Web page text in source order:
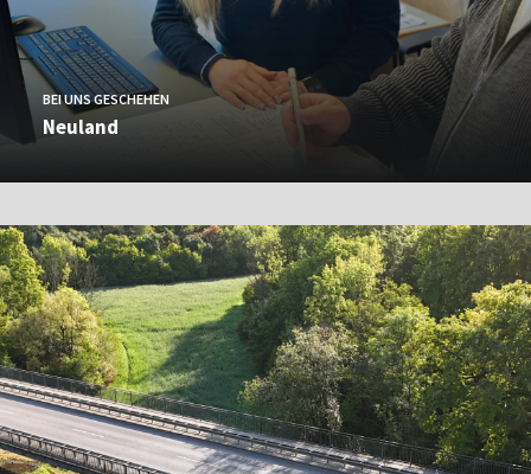
BEI UNS GESCHEHEN
Neuland